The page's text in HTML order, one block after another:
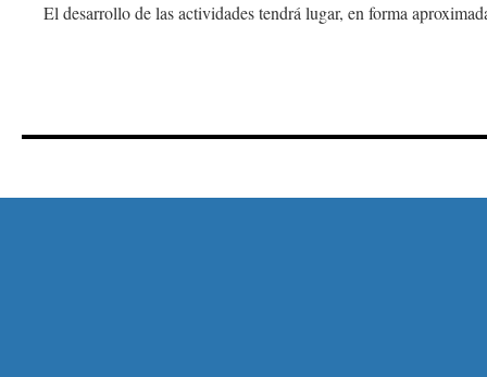
El desarrollo de las actividades tendrá lugar, en forma